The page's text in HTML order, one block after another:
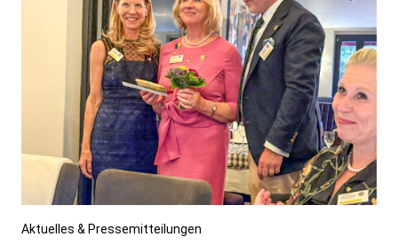
Aktuelles & Pressemitteilungen